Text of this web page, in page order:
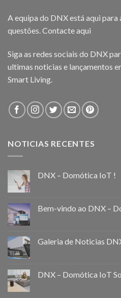
A equipa do DNX está aqui para
questões.Contacte aqui
Siga as redes sociais do DNX
ultimas noticias e lançamentos
Smart Living.
NOTICIAS RECENTES
DNX – Domótica IoT !
Bem-vindo ao DNX –
Galeria de Noticias
DNX – Domótica IoT